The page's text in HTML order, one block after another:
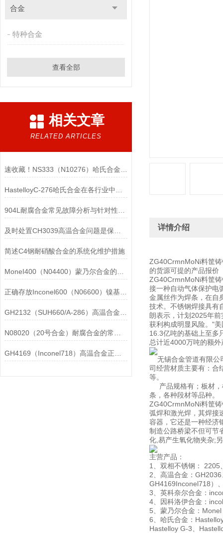
合金
特种合金
查看全部
相关文章
RELATED ARTICLES
简述C4钢耐硝酸合金的系统化维护措施
正确存放Inconel600（N06600）镍基合金的重要性介绍
详情介绍
ZG40CrmnMoNi料筐
的货源可提的产品报价
ZG40CrmnMoNi料筐
接一种自动气体保护电
金属丝作为焊条，在自
技术。不锈钢焊接具有
朗表示，计划2025年
获利构成明显风险。"
16.3亿吨的基础上至多
总计近4000万吨的额
无锡合金管道有限公
司经营材质主要有：合
等。
产品规格有；板材，
条，各种段材等品种。
ZG40CrmnMoNi料筐
弧焊和激光焊，其焊接
容器，它还是一种经济
制造公路桥梁不但可节
化,易产生氧化物夹杂;
主营产品：
1、双相不锈钢：
2、高温合金：
GH4169Inconel718）
3、英科奈尔合金：
4、因科洛伊合金：
5、蒙乃尔合金：
6、哈氏合金：
Hastelloy G-3、